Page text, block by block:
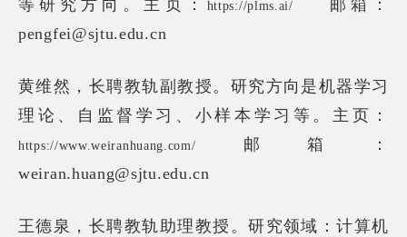
等研究方向。 主页： https://plms.ai/
邮箱：
pengfei@sjtu.edu.cn
黄维然， 长聘教轨副教授。 研究方向是机器学习
理论、自监督学习、小样本学习等。主页：
https://www.weiranhuang.com/
邮箱：
weiran.huang@sjtu.edu.cn
王德泉，长聘教轨助理教授。研究领域：计算机